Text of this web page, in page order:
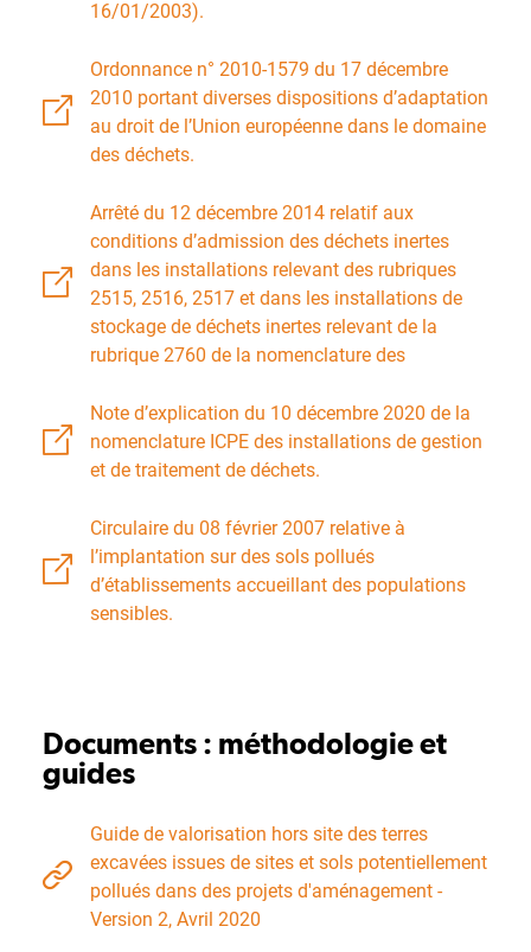
16/01/2003).
Ordonnance n° 2010-1579 du 17 décembre
2010 portant diverses dispositions d’adaptation
au droit de l’Union européenne dans le domaine
des déchets.
Arrêté du 12 décembre 2014 relatif aux
conditions d’admission des déchets inertes
dans les installations relevant des rubriques
2515, 2516, 2517 et dans les installations de
stockage de déchets inertes relevant de la
rubrique 2760 de la nomenclature des
Note d’explication du 10 décembre 2020 de la
nomenclature ICPE des installations de gestion
et de traitement de déchets.
Circulaire du 08 février 2007 relative à
l’implantation sur des sols pollués
d’établissements accueillant des populations
sensibles.
Documents : méthodologie et
guides
Guide de valorisation hors site des terres
excavées issues de sites et sols potentiellement
pollués dans des projets d'aménagement -
Version 2, Avril 2020